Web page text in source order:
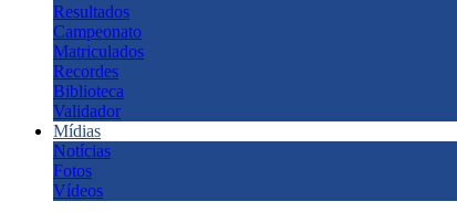
Resultados
Campeonato
Matriculados
Recordes
Biblioteca
Validador
Mídias
Notícias
Fotos
Vídeos